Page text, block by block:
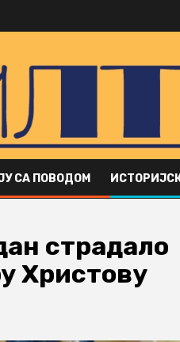
СА ПОВОДОМ
страдало
Христову